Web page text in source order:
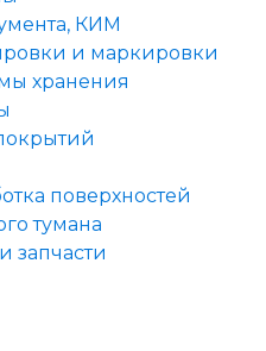
КИМ
и маркировки
хранения
поверхностей
тумана
запчасти